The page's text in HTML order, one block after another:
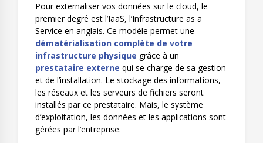
Pour externaliser vos données sur le cloud, le
premier degré est l’IaaS, l’Infrastructure as a
Service en anglais. Ce modèle permet une
dématérialisation complète de votre
infrastructure physique grâce à un
prestataire externe qui se charge de sa gestion
et de l’installation. Le stockage des informations,
les réseaux et les serveurs de fichiers seront
installés par ce prestataire. Mais, le système
d’exploitation, les données et les applications sont
gérées par l’entreprise.